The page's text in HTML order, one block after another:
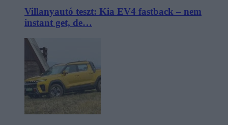
Villanyautó teszt: Kia EV4 fastback – nem
instant get, de…